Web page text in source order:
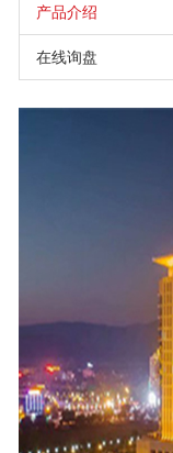
产品介绍
在线询盘